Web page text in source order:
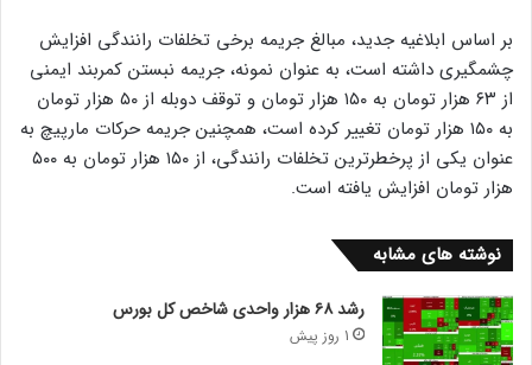
بر اساس ابلاغیه جدید، مبالغ جریمه برخی تخلفات رانندگی افزایش
چشمگیری داشته است، به عنوان نمونه، جریمه نبستن کمربند ایمنی
از ۶۳ هزار تومان به ۱۵۰ هزار تومان و توقف دوبله از ۵۰ هزار تومان
به ۱۵۰ هزار تومان تغییر کرده است، همچنین جریمه حرکات مارپیچ به
عنوان یکی از پرخطرترین تخلفات رانندگی، از ۱۵۰ هزار تومان به ۵۰۰
هزار تومان افزایش یافته است.
نوشته های مشابه
رشد ۶۸ هزار واحدی شاخص کل بورس
1 روز پیش